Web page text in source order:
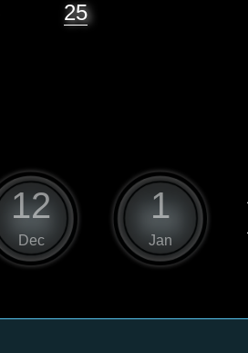
25
12
Dec
1
Jan